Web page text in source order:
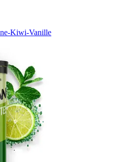
Kiwi-Vanille